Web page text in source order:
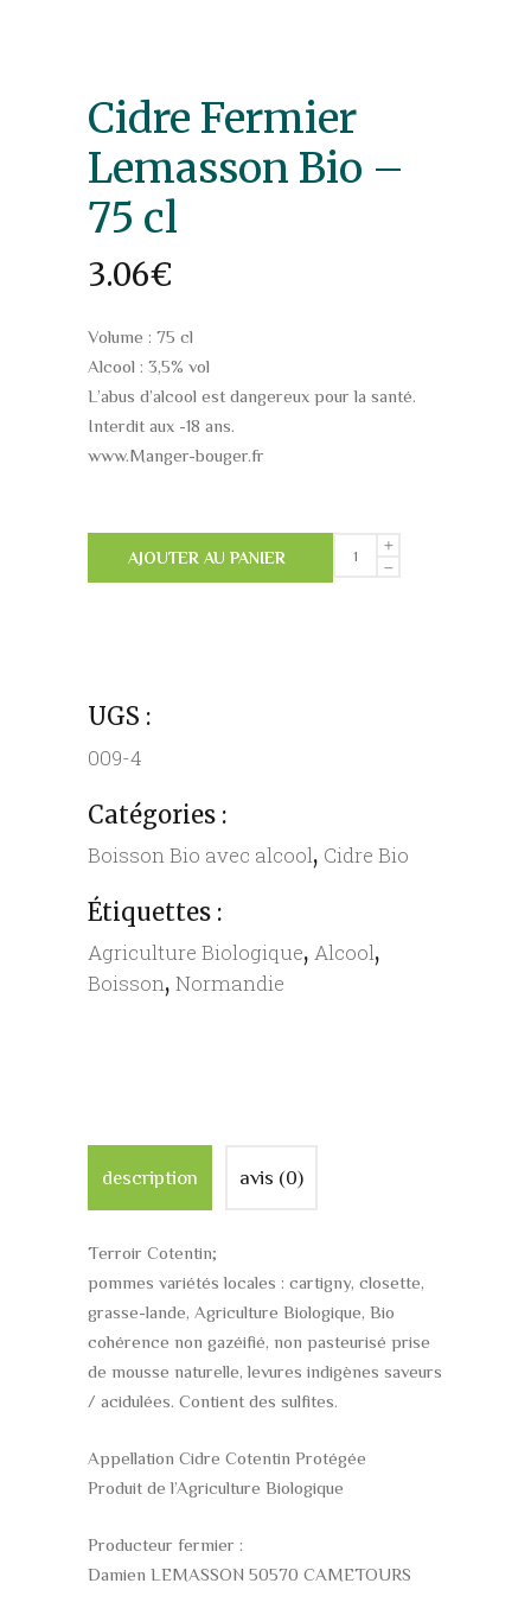
Cidre Fermier
Lemasson Bio –
75 cl
3.06€
Volume : 75 cl
Alcool : 3,5% vol
L’abus d’alcool est dangereux pour la santé.
Interdit aux -18 ans.
www.Manger-bouger.fr
AJOUTER AU PANIER
UGS :
009-4
Catégories :
Boisson Bio avec alcool, Cidre Bio
Étiquettes :
Agriculture Biologique, Alcool,
Boisson, Normandie
description avis (0)
Terroir Cotentin;
pommes variétés locales : cartigny, closette,
grasse-lande, Agriculture Biologique, Bio
cohérence non gazéifié, non pasteurisé prise
de mousse naturelle, levures indigènes saveurs
/ acidulées. Contient des sulfites.
Appellation Cidre Cotentin Protégée
Produit de l’Agriculture Biologique
Producteur fermier :
Damien LEMASSON 50570 CAMETOURS